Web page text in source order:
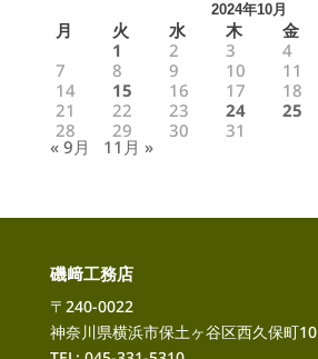
2024年10月
月 火 水 木 金
1
2 3 4
7
8 9 10 11
14
15 16 17 18
21
22 23 24 25
28
29 30 31
« 9月 11月 »
磯﨑工務店
〒240-0022
神奈川県横浜市保土ヶ谷区西久保町10